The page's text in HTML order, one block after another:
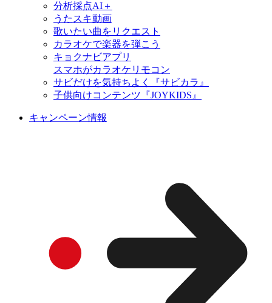
分析採点AI＋
うたスキ動画
歌いたい曲をリクエスト
カラオケで楽器を弾こう
キョクナビアプリ
スマホがカラオケリモコン
サビだけを気持ちよく『サビカラ』
子供向けコンテンツ『JOYKIDS』
キャンペーン情報